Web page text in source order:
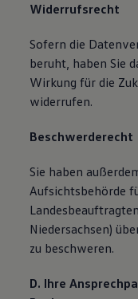
Widerrufsrecht
Sofern die
beruht, haben Sie
Wirkung für die
widerrufen.
Beschwerderecht
Sie haben
Aufsichtsbehörde
Niedersachsen)
zu beschweren.
D. Ihre